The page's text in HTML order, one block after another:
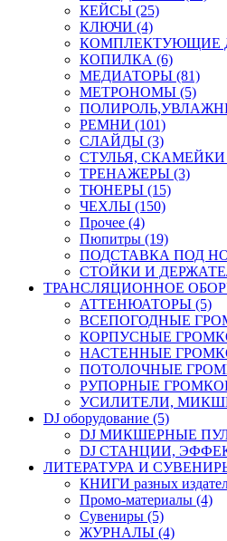
КЕЙСЫ (25)
КЛЮЧИ (4)
КОМПЛЕКТУЮЩИЕ
КОПИЛКА (6)
МЕДИАТОРЫ (81)
МЕТРОНОМЫ (5)
РЕМНИ (101)
СЛАЙДЫ (3)
СТУЛЬЯ, СКАМЕЙКИ
ТРЕНАЖЕРЫ (3)
ТЮНЕРЫ (15)
ЧЕХЛЫ (150)
Прочее (4)
Пюпитры (19)
ПОДСТАВКА ПОД
СТОЙКИ И
ТРАНСЛЯЦИОННОЕ
АТТЕНЮАТОРЫ (5)
ВСЕПОГОДНЫЕ
КОРПУСНЫЕ
НАСТЕННЫЕ
ПОТОЛОЧНЫЕ
РУПОРНЫЕ
УСИЛИТЕЛИ,
DJ оборудование (5)
DJ МИКШЕРНЫЕ
DJ СТАНЦИИ,
ЛИТЕРАТУРА И
КНИГИ разных
Промо-материалы (4)
Сувениры (5)
ЖУРНАЛЫ (4)